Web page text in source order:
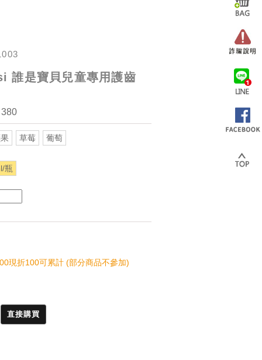
誰是寶貝兒童專用護齒
草莓 葡萄
瓶
現折100可累計 (部分商品不參加)
直接購買